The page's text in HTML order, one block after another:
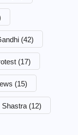
(42)
(17)
(15)
Shastra (12)